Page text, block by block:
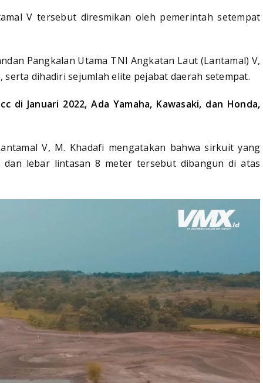
V tersebut diresmikan oleh pemerintah setempat
Pangkalan Utama TNI Angkatan Laut (Lantamal) V,
serta dihadiri sejumlah elite pejabat daerah setempat.
di Januari 2022, Ada Yamaha, Kawasaki, dan Honda,
V, M. Khadafi mengatakan bahwa sirkuit yang
lebar lintasan 8 meter tersebut dibangun di atas